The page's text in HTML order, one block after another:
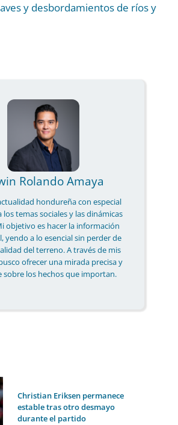
y desbordamientos de ríos y
Rolando Amaya
hondureña con especial
los temas sociales y las dinámicas
objetivo es hacer la información
yendo a lo esencial sin perder de
del terreno. A través de mis
ofrecer una mirada precisa y
sobre los hechos que importan.
Christian Eriksen permanece
estable tras otro desmayo
durante el partido